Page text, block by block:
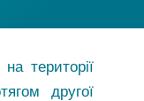
території
другої